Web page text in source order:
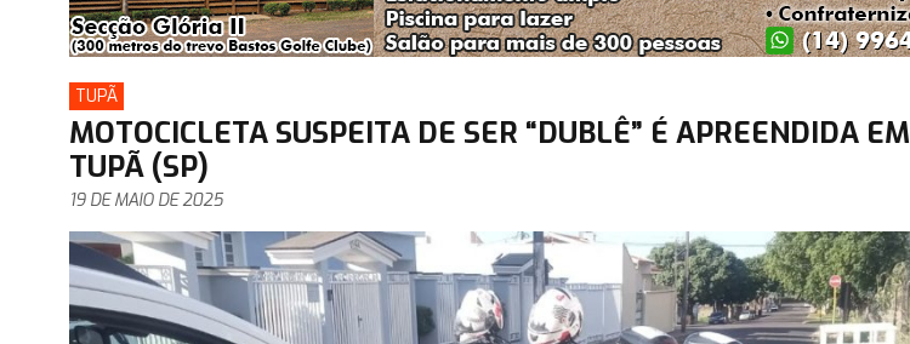
TUPÃ
MOTOCICLETA SUSPEITA DE SER “DUBLÊ” É APREENDIDA EM
TUPÃ (SP)
19 DE MAIO DE 2025